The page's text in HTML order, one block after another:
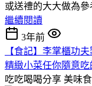
或送禮的大大做為參
繼續閱讀
3年前
【食記】李掌櫃功
精緻小菜任你隨意
吃吃喝喝分享 美味